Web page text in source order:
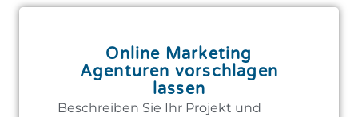
Online Marketing
Agenturen vorschlagen
lassen
Beschreiben Sie Ihr Projekt und